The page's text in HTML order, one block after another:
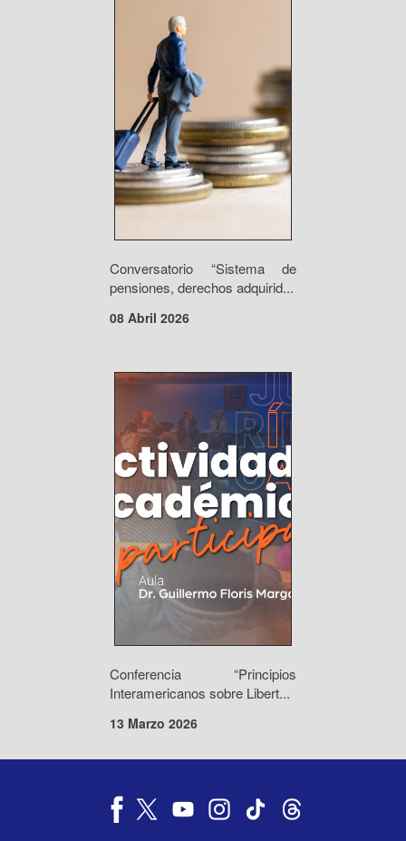
Conversatorio “Sistema de
pensiones, derechos adquirid...
08 Abril 2026
Conferencia “Principios
Interamericanos sobre Libert...
13 Marzo 2026